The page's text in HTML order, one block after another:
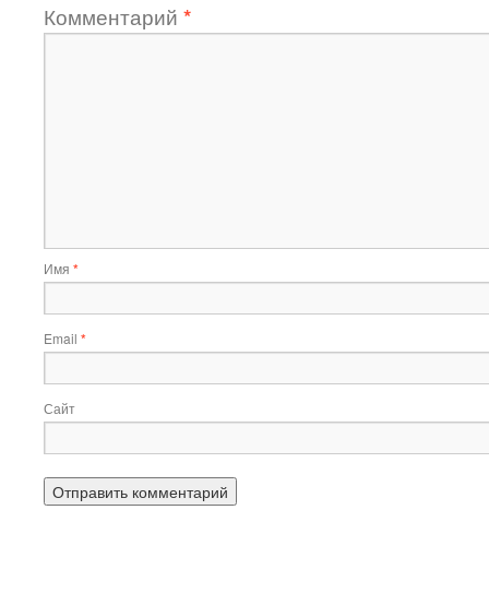
Комментарий *
Имя *
Email *
Сайт